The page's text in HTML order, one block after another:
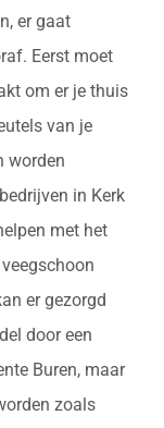
er gaat
Eerst moet
om er je thuis
van je
worden
in Kerk
met het
er gezorgd
door een
Buren, maar
zoals